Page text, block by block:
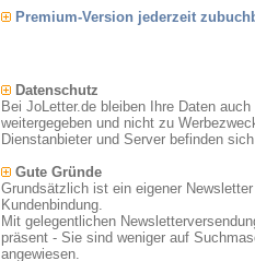
Premium-Version jederzeit
Datenschutz
Bei JoLetter.de bleiben Ihre Daten
weitergegeben und nicht zu
Dienstanbieter und Server befinden
Gute Gründe
Grundsätzlich ist ein eigener
Kundenbindung.
Mit gelegentlichen
präsent - Sie sind weniger auf
angewiesen.